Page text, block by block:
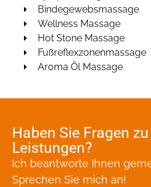
Bindegewebsmassage
Wellness Massage
Hot Stone Massage
Fußreflexzonenmassage
Aroma Öl Massage
Haben Sie Fragen
Leistungen?
Ich beantworte Ihnen
Sprechen Sie mich an!